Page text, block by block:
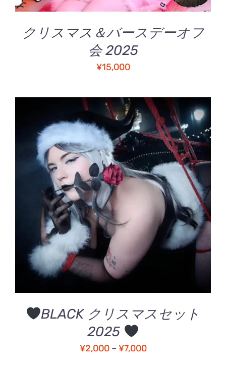
クリスマス＆バースデーオフ
会 2025
¥15,000
オプションを選択
品
に
は
複
リ
シ
詳細
BLACK クリスマスセット
2025
¥2,000 – ¥7,000価